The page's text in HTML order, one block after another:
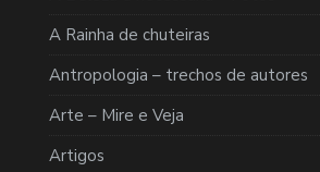
A Rainha de chuteiras
Antropologia – trechos de autores
Arte – Mire e Veja
Artigos